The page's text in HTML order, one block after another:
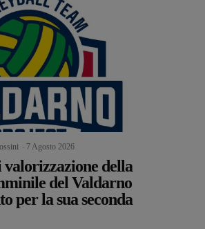
7 Agosto 2026
della
del Valdarno
per la sua seconda